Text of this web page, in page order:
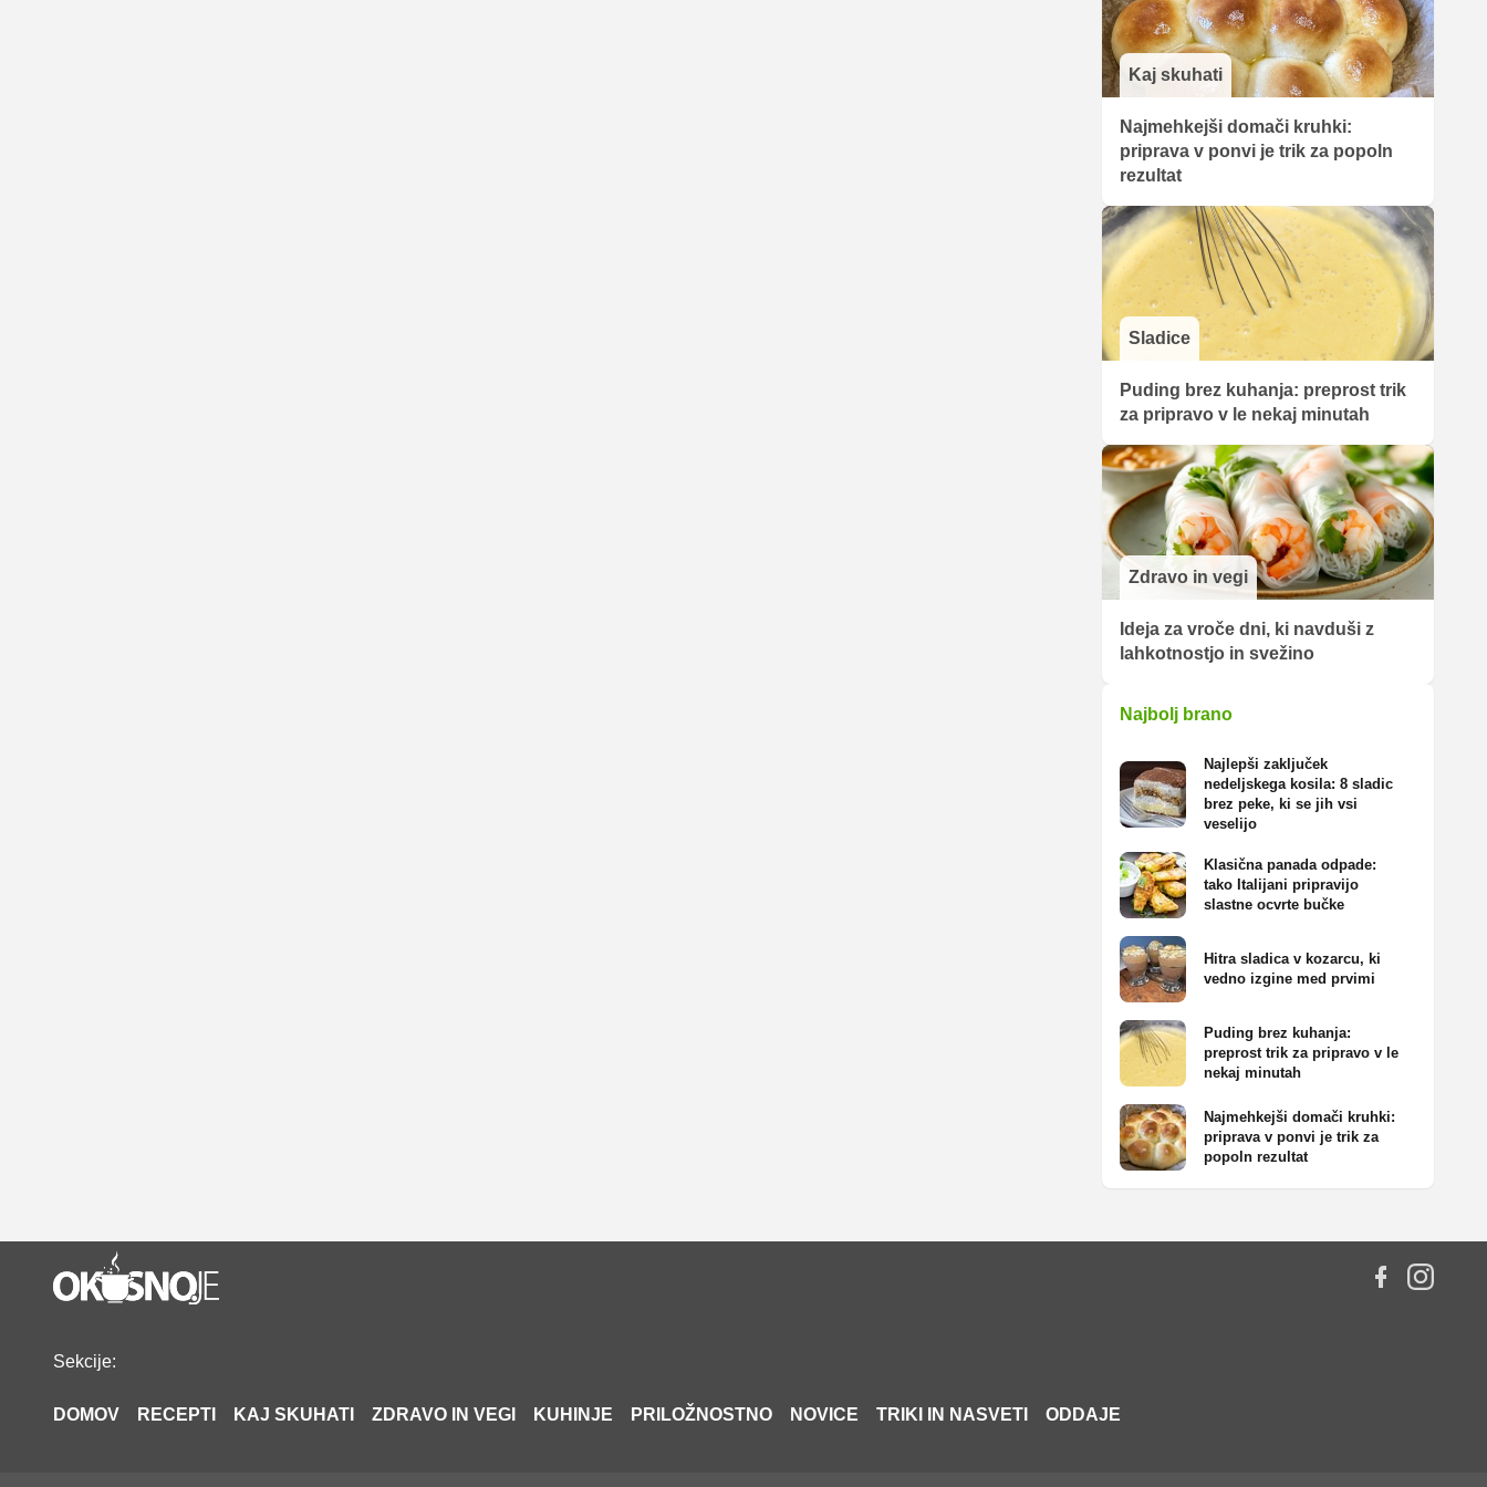
Kaj skuhati
Najmehkejši domači kruhki:
priprava v ponvi je trik za popoln
rezultat
Sladice
Puding brez kuhanja: preprost trik
za pripravo v le nekaj minutah
Zdravo in vegi
Ideja za vroče dni, ki navduši z
lahkotnostjo in svežino
Najbolj brano
Najlepši zaključek
nedeljskega kosila: 8 sladic
brez peke, ki se jih vsi
veselijo
Klasična panada odpade:
tako Italijani pripravijo
slastne ocvrte bučke
Hitra sladica v kozarcu, ki
vedno izgine med prvimi
Puding brez kuhanja:
preprost trik za pripravo v le
nekaj minutah
Najmehkejši domači kruhki:
priprava v ponvi je trik za
popoln rezultat
Sekcije:
DOMOV RECEPTI KAJ SKUHATI ZDRAVO IN VEGI KUHINJE PRILOŽNOSTNO NOVICE TRIKI IN NASVETI ODDAJE